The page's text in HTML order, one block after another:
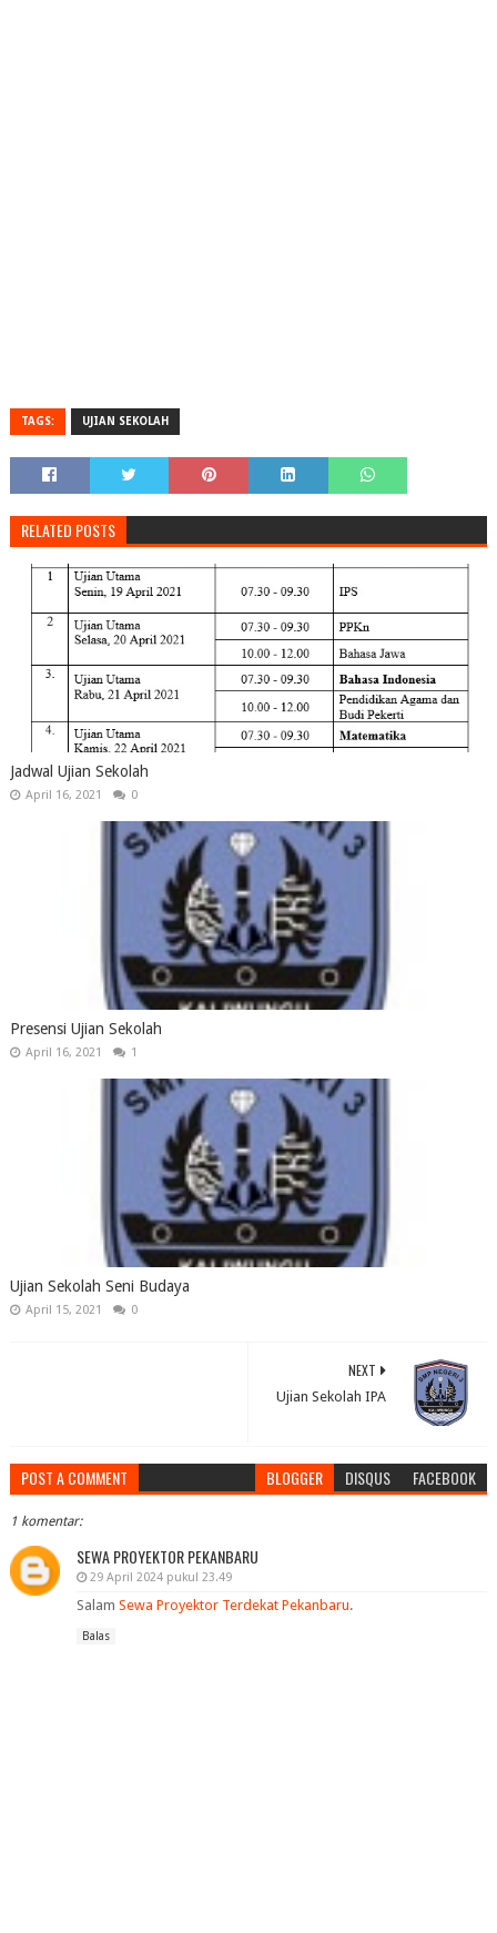
TAGS: UJIAN SEKOLAH
RELATED POSTS
Jadwal Ujian Sekolah
April 16, 2021 0
Presensi Ujian Sekolah
April 16, 2021 1
Ujian Sekolah Seni Budaya
April 15, 2021 0
NEXT
Ujian Sekolah IPA
POST A COMMENT BLOGGER DISQUS FACEBOOK
1 komentar:
SEWA PROYEKTOR PEKANBARU
29 April 2024 pukul 23.49
Salam Sewa Proyektor Terdekat Pekanbaru.
Balas